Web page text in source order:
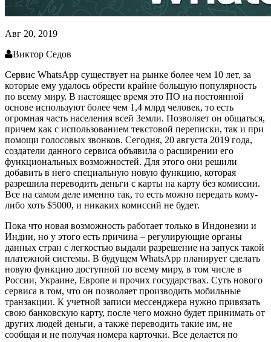
Авг 20, 2019
Виктор Седов
Сервис WhatsApp существует на рынке более чем 10 лет, за
которые ему удалось обрести крайне большую популярность
по всему миру. В настоящее время это ПО на постоянной
основе используют более чем 1,4 млрд человек, то есть
огромная часть населения всей Земли. Позволяет он общаться,
причем как с использованием текстовой переписки, так и при
помощи голосовых звонков. Сегодня, 20 августа 2019 года,
создатели данного сервиса объявила о расширении его
функциональных возможностей. Для этого они решили
добавить в него специальную новую функцию, которая
разрешила переводить деньги с карты на карту без комиссии.
Все на самом деле именно так, то есть можно передать кому-
либо хоть $5000, и никаких комиссий не будет.
Пока что новая возможность работает только в Индонезии и
Индии, но у этого есть причина – регулирующие органы
данных стран с легкостью выдали разрешение на запуск такой
платежной системы. В будущем WhatsApp планирует сделать
новую функцию доступной по всему миру, в том числе в
России, Украине, Европе и прочих государствах. Суть нового
сервиса в том, что он позволяет производить мобильные
транзакции. К учетной записи мессенджера нужно привязать
свою банковскую карту, после чего можно будет принимать от
других людей деньги, а также переводить такие им, не
сообщая и не получая номера карточки. Все делается по